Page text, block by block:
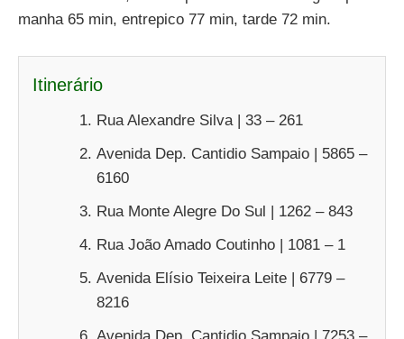
manha 65 min, entrepico 77 min, tarde 72 min.
Itinerário
Rua Alexandre Silva | 33 – 261
Avenida Dep. Cantidio Sampaio | 5865 –
6160
Rua Monte Alegre Do Sul | 1262 – 843
Rua João Amado Coutinho | 1081 – 1
Avenida Elísio Teixeira Leite | 6779 –
8216